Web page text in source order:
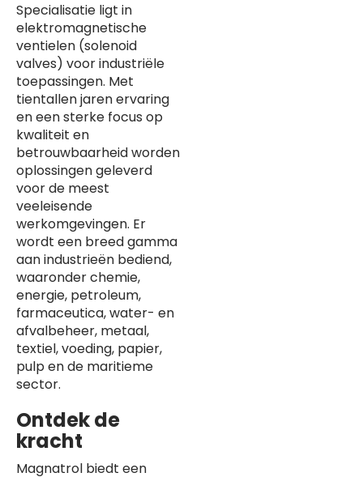
Specialisatie ligt in
elektromagnetische
ventielen (solenoid
valves) voor industriële
toepassingen. Met
tientallen jaren ervaring
en een sterke focus op
kwaliteit en
betrouwbaarheid worden
oplossingen geleverd
voor de meest
veeleisende
werkomgevingen. Er
wordt een breed gamma
aan industrieën bediend,
waaronder chemie,
energie, petroleum,
farmaceutica, water- en
afvalbeheer, metaal,
textiel, voeding, papier,
pulp en de maritieme
sector.
Ontdek de
kracht
Magnatrol biedt een